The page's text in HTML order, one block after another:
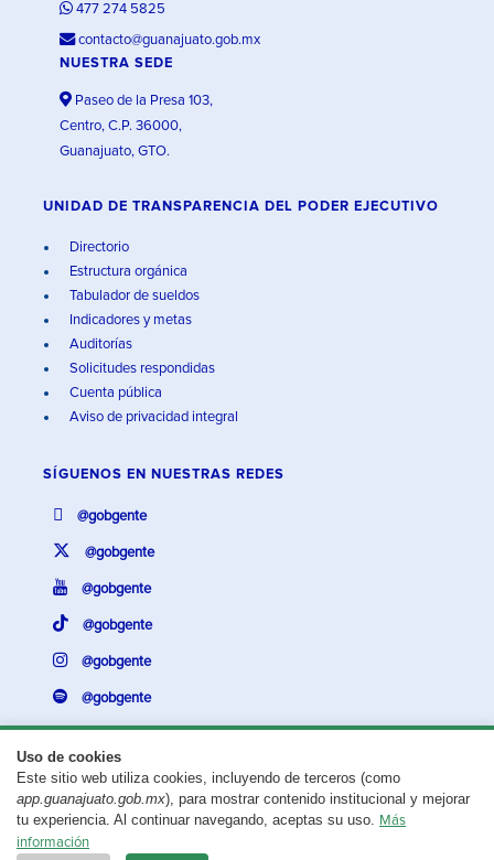
Uso de cookies
Este sitio web utiliza cookies, incluyendo de terceros (como
app.guanajuato.gob.mx), para mostrar contenido institucional y mejorar
tu experiencia. Al continuar navegando, aceptas su uso. Más
información
477 274 5825
contacto@guanajuato.gob.mx
NUESTRA SEDE
Paseo de la Presa 103,
Centro, C.P. 36000,
Guanajuato, GTO.
UNIDAD DE TRANSPARENCIA DEL PODER EJECUTIVO
Directorio
Estructura orgánica
Tabulador de sueldos
Indicadores y metas
Auditorías
Solicitudes respondidas
Cuenta pública
Aviso de privacidad integral
SÍGUENOS EN NUESTRAS REDES
@gobgente
@gobgente
@gobgente
@gobgente
@gobgente
@gobgente
¿Existe algún problema con esta página?Repórtalo aquí.
Aviso legal